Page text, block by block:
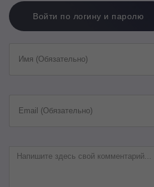
Войти по логину и паролю
Имя (Обязательно)
Email (Обязательно)